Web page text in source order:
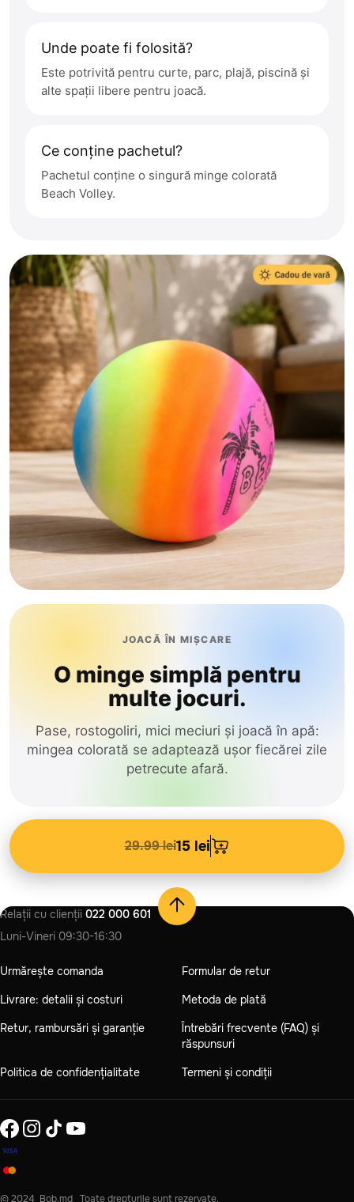
Unde poate fi folosită?
Este potrivită pentru curte, parc, plajă, piscină și
alte spații libere pentru joacă.
Ce conține pachetul?
Pachetul conține o singură minge colorată
Beach Volley.
JOACĂ ÎN MIȘCARE
O minge simplă pentru
multe jocuri.
Pase, rostogoliri, mici meciuri și joacă în apă:
mingea colorată se adaptează ușor fiecărei zile
petrecute afară.
29.99 lei15 lei
Relații cu clienții 022 000 601
Luni-Vineri 09:30-16:30
Urmărește comanda
Formular de retur
Livrare: detalii și costuri
Metoda de plată
Retur, rambursări și garanție
Întrebări frecvente (FAQ) și
răspunsuri
Politica de confidențialitate
Termeni și condiții
© 2024 Bob.md Toate drepturile sunt rezervate.